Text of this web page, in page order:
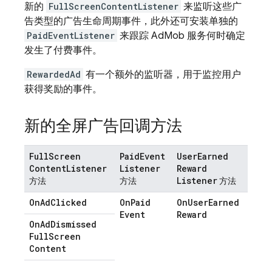
新的 FullScreenContentListener 来监听这些广
告类型的广告生命周期事件，此外还可安装单独的
PaidEventListener 来跟踪 AdMob 服务何时确定
发生了付费事件。
RewardedAd 有一个额外的监听器，用于监控用户
获得奖励的事件。
新的全屏广告回调方法
FullScreen
ContentListener
方法
PaidEvent
Listener
方法
UserEarned
Reward
Listener方法
OnAdClicked OnPaid
Event
OnUserEarned
Reward
OnAdDismissed
FullScreen
Content